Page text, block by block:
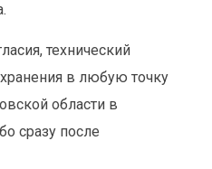
технический
в любую точку
области в
сразу после